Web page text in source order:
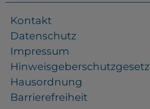
Kontakt
Datenschutz
Impressum
Hinweisgeberschutzgesetz
Hausordnung
Barrierefreiheit